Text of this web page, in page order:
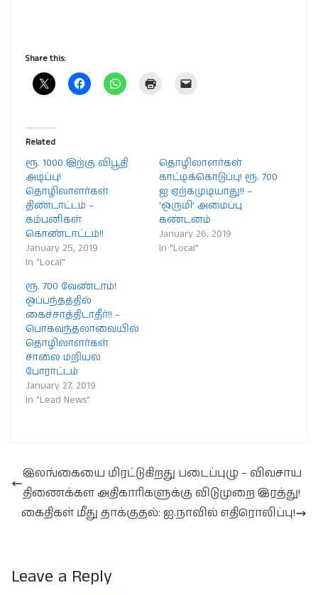
Share this:
Related
ரூ. 1000 இற்கு விபூதி
அடிப்பு!
தொழிலாளர்கள்
திண்டாட்டம் –
கம்பனிகள்
கொண்டாட்டம்!!
January 25, 2019
In "Local"
தொழிலாளர்கள்
காட்டிக்கொடுப்பு! ரூ. 700
ஐ ஏற்கமுடியாது!! –
‘ஒருமி’ அமைப்பு
கண்டனம்
January 26, 2019
In "Local"
ரூ. 700 வேண்டாம்!
ஒப்பந்தத்தில்
கைச்சாத்திடாதீர்!! –
பொகவந்தலாவையில்
தொழிலாளர்கள்
சாலை மறியல்
போராட்டம்
January 27, 2019
In "Lead News"
இலங்கையை மிரட்டுகிறது படைப்புழு – விவசாய
திணைக்கள அதிகாரிகளுக்கு விடுமுறை இரத்து!
கைதிகள் மீது தாக்குதல்: ஐ.நாவில் எதிரொலிப்பு!
Leave a Reply